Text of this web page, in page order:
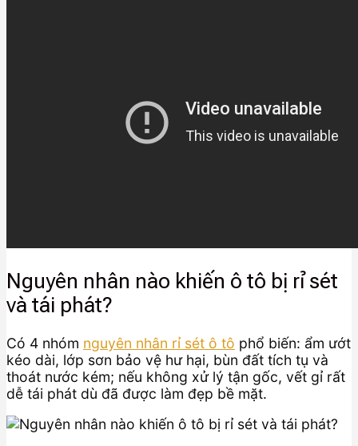
Nguyên nhân nào khiến ô tô bị rỉ sét
và tái phát?
Có 4 nhóm nguyên nhân rỉ sét ô tô phổ biến: ẩm ướt
kéo dài, lớp sơn bảo vệ hư hại, bùn đất tích tụ và
thoát nước kém; nếu không xử lý tận gốc, vết gỉ rất
dễ tái phát dù đã được làm đẹp bề mặt.